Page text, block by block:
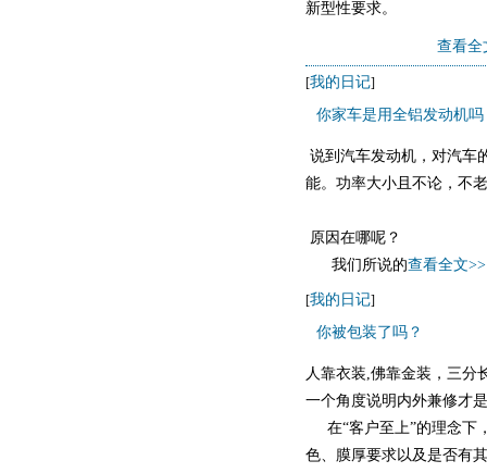
新型性要求。
查看全
[我的日记]
你家车是用全铝发动机吗
说到汽车发动机，对汽车
能。功率大小且不论，不
原因在哪呢？
我们所说的查看全文>>
[我的日记]
你被包装了吗？
人靠衣装,佛靠金装，三分
一个角度说明内外兼修才
在“客户至上”的理念下
色、膜厚要求以及是否有